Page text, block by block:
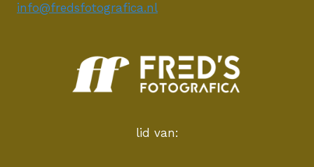
info@fredsfotografica.nl
lid van: